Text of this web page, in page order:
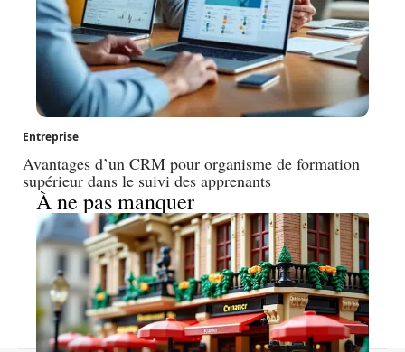
Entreprise
Avantages d’un CRM pour organisme de formation
supérieur dans le suivi des apprenants
À ne pas manquer